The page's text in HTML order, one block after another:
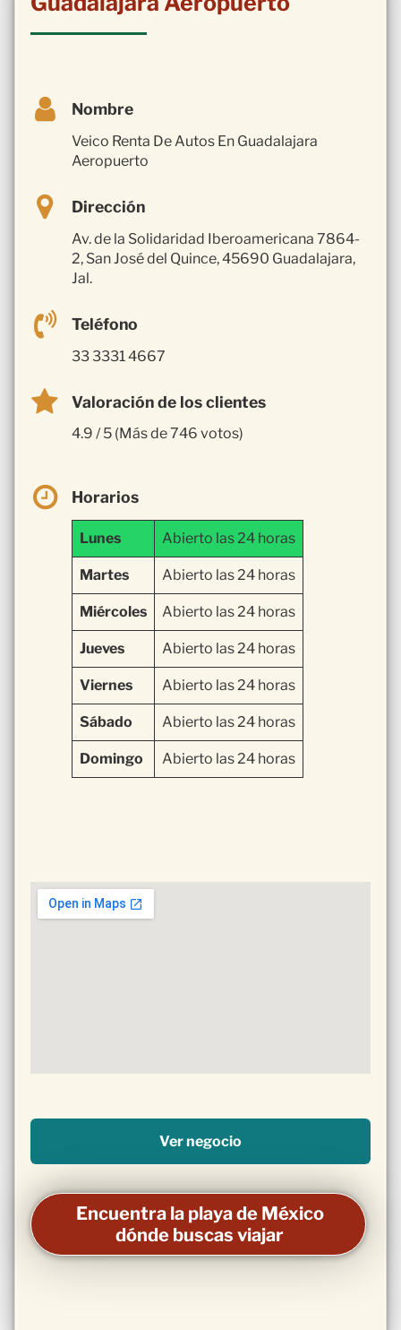
Nombre
Veico Renta De Autos En Guadalajara
Aeropuerto
Dirección
Av. de la Solidaridad Iberoamericana 7864-
2, San José del Quince, 45690 Guadalajara,
Jal.
Teléfono
33 3331 4667
Valoración de los clientes
4.9 / 5 (Más de 746 votos)
Horarios
Lunes Abierto las 24 horas
Martes Abierto las 24 horas
Miércoles Abierto las 24 horas
Jueves Abierto las 24 horas
Viernes Abierto las 24 horas
Sábado Abierto las 24 horas
Domingo Abierto las 24 horas
Ver negocio
Encuentra la playa de México
dónde buscas viajar